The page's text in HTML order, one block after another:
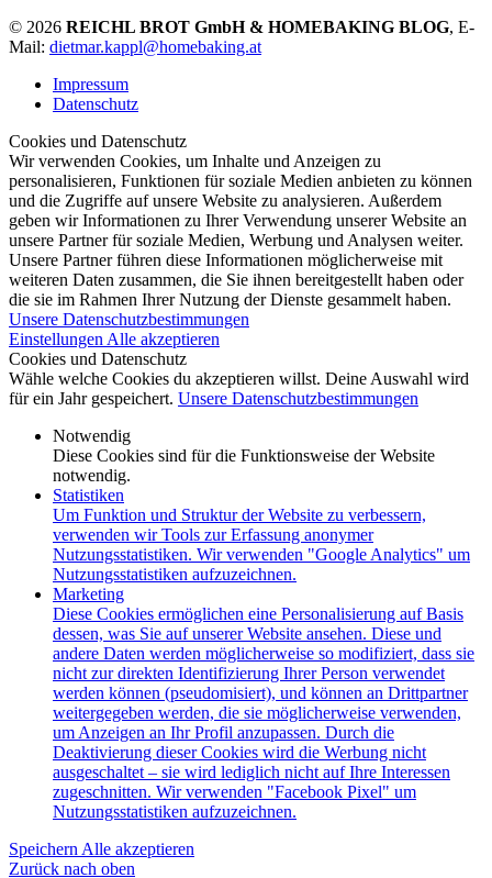
© 2026 REICHL BROT GmbH & HOMEBAKING BLOG, E-
Mail: dietmar.kappl@homebaking.at
Impressum
Datenschutz
Cookies und Datenschutz
Wir verwenden Cookies, um Inhalte und Anzeigen zu
personalisieren, Funktionen für soziale Medien anbieten zu können
und die Zugriffe auf unsere Website zu analysieren. Außerdem
geben wir Informationen zu Ihrer Verwendung unserer Website an
unsere Partner für soziale Medien, Werbung und Analysen weiter.
Unsere Partner führen diese Informationen möglicherweise mit
weiteren Daten zusammen, die Sie ihnen bereitgestellt haben oder
die sie im Rahmen Ihrer Nutzung der Dienste gesammelt haben.
Unsere Datenschutzbestimmungen
Einstellungen Alle akzeptieren
Cookies und Datenschutz
Wähle welche Cookies du akzeptieren willst. Deine Auswahl wird
für ein Jahr gespeichert. Unsere Datenschutzbestimmungen
Notwendig
Diese Cookies sind für die Funktionsweise der Website
notwendig.
Statistiken
Um Funktion und Struktur der Website zu verbessern,
verwenden wir Tools zur Erfassung anonymer
Nutzungsstatistiken. Wir verwenden "Google Analytics" um
Nutzungsstatistiken aufzuzeichnen.
Marketing
Diese Cookies ermöglichen eine Personalisierung auf Basis
dessen, was Sie auf unserer Website ansehen. Diese und
andere Daten werden möglicherweise so modifiziert, dass sie
nicht zur direkten Identifizierung Ihrer Person verwendet
werden können (pseudomisiert), und können an Drittpartner
weitergegeben werden, die sie möglicherweise verwenden,
um Anzeigen an Ihr Profil anzupassen. Durch die
Deaktivierung dieser Cookies wird die Werbung nicht
ausgeschaltet – sie wird lediglich nicht auf Ihre Interessen
zugeschnitten. Wir verwenden "Facebook Pixel" um
Nutzungsstatistiken aufzuzeichnen.
Speichern Alle akzeptieren
Zurück nach oben